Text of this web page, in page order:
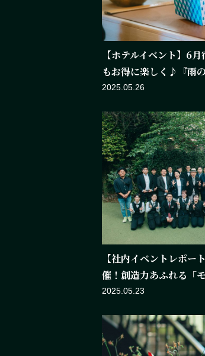
【ホテルイベント】6
もお得に楽しく♪『雨
2025.05.26
【社内イベントレポー
催！創造力あふれる「
2025.05.23